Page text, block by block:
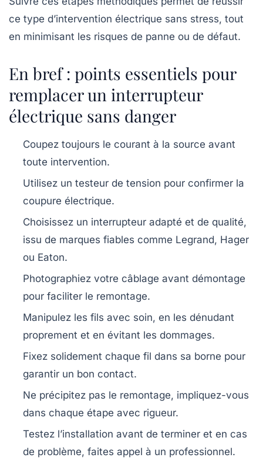
ce type d’intervention électrique sans stress, tout
en minimisant les risques de panne ou de défaut.
En bref : points essentiels pour
remplacer un interrupteur
électrique sans danger
Coupez toujours le courant à la source avant
toute intervention.
Utilisez un testeur de tension pour confirmer la
coupure électrique.
Choisissez un interrupteur adapté et de qualité,
issu de marques fiables comme Legrand, Hager
ou Eaton.
Photographiez votre câblage avant démontage
pour faciliter le remontage.
Manipulez les fils avec soin, en les dénudant
proprement et en évitant les dommages.
Fixez solidement chaque fil dans sa borne pour
garantir un bon contact.
Ne précipitez pas le remontage, impliquez-vous
dans chaque étape avec rigueur.
Testez l’installation avant de terminer et en cas
de problème, faites appel à un professionnel.